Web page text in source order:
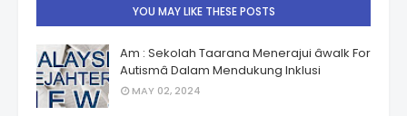
YOU MAY LIKE THESE POSTS
Am : Sekolah Taarana Menerajui âwalk For
Autismâ Dalam Mendukung Inklusi
MAY 02, 2024